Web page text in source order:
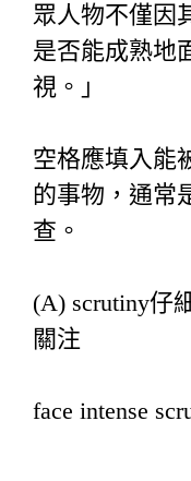
眾人物不僅因
是否能成熟地
視。」
空格應填入能
的事物，通常
查。
(A) scrutiny仔
關注
face intense